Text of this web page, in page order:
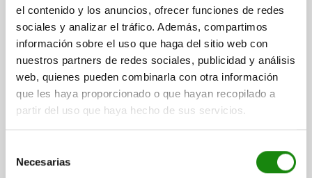
el contenido y los anuncios, ofrecer funciones de redes
sociales y analizar el tráfico. Además, compartimos
información sobre el uso que haga del sitio web con
nuestros partners de redes sociales, publicidad y análisis
web, quienes pueden combinarla con otra información
que les haya proporcionado o que hayan recopilado a
partir del uso que haya hecho de sus servicios.
Necesarias
MODELO DE FORMA=CON GIRO A LA DERECHA TAMAÑO=40
ROSCA=M55X1,5
ALTURA=103
CARRERA S=30
VERSIÓN 2=ENROSCABLE CON BRIDA A=70 A1=79
A2=37,5
A3=26
ANCHURA=65 B1=50 B2=87 D1=M8 D2=16 D3=6,5
D4=G1/8 H1=152 H2=73 H3=30 H4=25 H5=13
H6=10,5
H7=19 S1=14 S2=16 F1 N=650
05610-10-140
más IVA.
DETALLES